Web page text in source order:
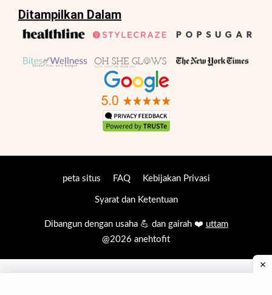
Ditampilkan Dalam
peta situs FAQ Kebijakan Privasi
Syarat dan Ketentuan
Dibangun dengan usaha 💪 dan gairah ❤️ uttam
@2026 anehtofit